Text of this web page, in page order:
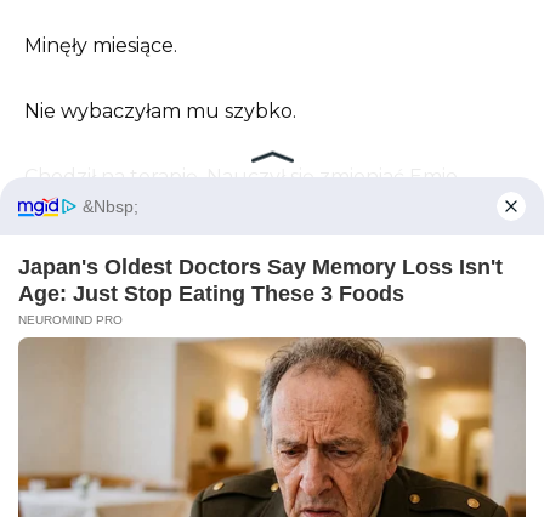
Minęły miesiące.
Nie wybaczyłam mu szybko.
pieluchy, trzymać ją, kiedy płakała, zostawać
że bycie ojcem to nie prawo zapisane na papierze,
ale obietnica udowadniana każdego dnia.
Na pierwsze urodziny Emy przyszedł z tortem i
małym prezentem. Pomagał dmuchać balony,
posprzątał po przyjęciu i stał cicho przy drzwiach,
zanim wyszedł.